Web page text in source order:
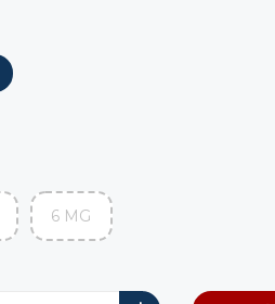
6 MG